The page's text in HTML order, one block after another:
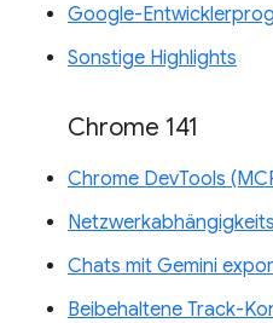
Google-
Sonstige Highlights
Chrome 141
Chrome DevTools
Chats mit Gemini
Beibehaltene Track-